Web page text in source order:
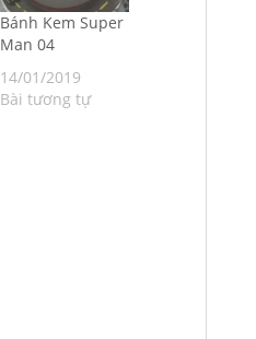
Bánh Kem Super
Man 04
14/01/2019
Bài tương tự